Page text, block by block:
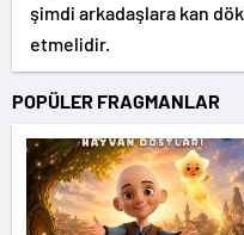
şimdi arkadaşlara kan
etmelidir.
POPÜLER FRAGMANLAR